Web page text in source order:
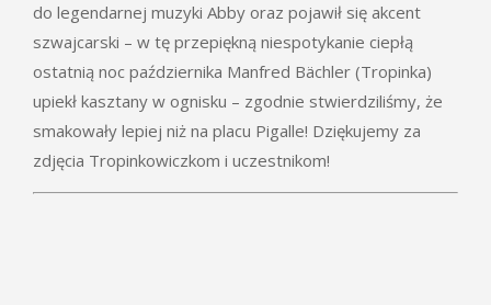
do legendarnej muzyki Abby oraz pojawił się akcent
szwajcarski – w tę przepiękną niespotykanie ciepłą
ostatnią noc października Manfred Bächler (Tropinka)
upiekł kasztany w ognisku – zgodnie stwierdziliśmy, że
smakowały lepiej niż na placu Pigalle! Dziękujemy za
zdjęcia Tropinkowiczkom i uczestnikom!